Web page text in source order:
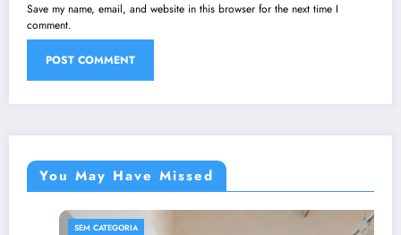
Save my name, email, and website in this browser for the next time I
comment.
You May Have Missed
SEM CATEGORIA